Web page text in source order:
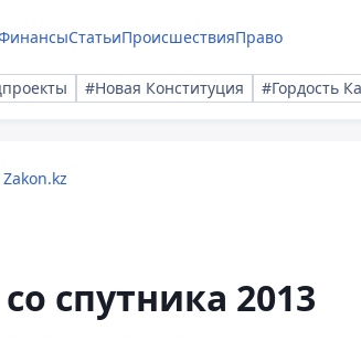
СтатьиПроисшествияПраво
#Новая Конституция #Гордость
спутника 2013